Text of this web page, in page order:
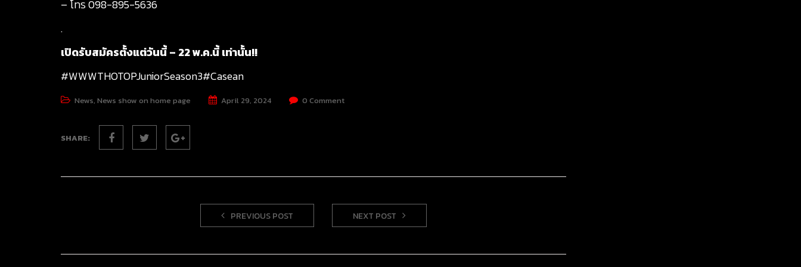
– โทร 098-895-5636
.
เปิดรับสมัครตั้งแต่วันนี้ – 22 พ.ค.นี้ เท่านั้น!!
#WWWTHOTOPJuniorSeason3#Casean
News, News show on home page April 29, 2024 0 Comment
SHARE:
PREVIOUS POST NEXT POST